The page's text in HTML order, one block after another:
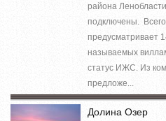
района
подключены.
предусматривает
называемых
статус ИЖС. Из
предложе...
Долина Озер